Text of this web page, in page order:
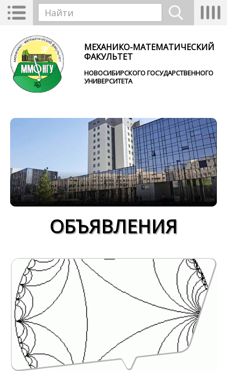
Перейти к основному содержанию
Toggle
navigation
Форма поиска
МЕХАНИКО-МАТЕМАТИЧЕСКИЙ
ФАКУЛЬТЕТ
НОВОСИБИРСКОГО ГОСУДАРСТВЕННОГО
УНИВЕРСИТЕТА
ОБЪЯВЛЕНИЯ